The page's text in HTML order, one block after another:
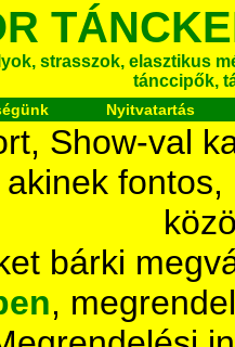
strasszok, elasztikus
tánccipők,
Nyitvatartás
Show-val
bárki
,